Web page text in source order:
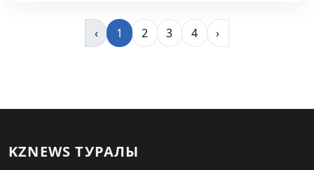
‹ 1 2 3 4 ›
KZNEWS ТУРАЛЫ